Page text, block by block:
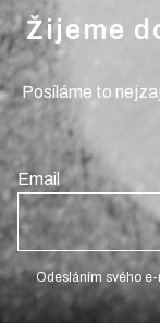
Žijeme
Posíláme to
Email
Odesláním svého